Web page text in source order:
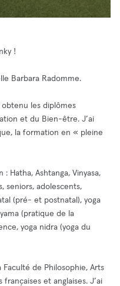
!
Barbara Radomme.
obtenu les diplômes
et du Bien-être. J’ai
la formation en « pleine
Hatha, Ashtanga, Vinyasa,
seniors, adolescents,
(pré- et postnatal), yoga
(pratique de la
yoga nidra (yoga du
Faculté de Philosophie, Arts
et anglaises. J’ai